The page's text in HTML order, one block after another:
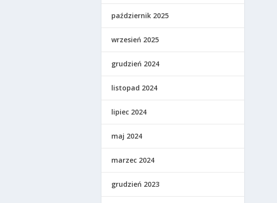
październik 2025
wrzesień 2025
grudzień 2024
listopad 2024
lipiec 2024
maj 2024
marzec 2024
grudzień 2023